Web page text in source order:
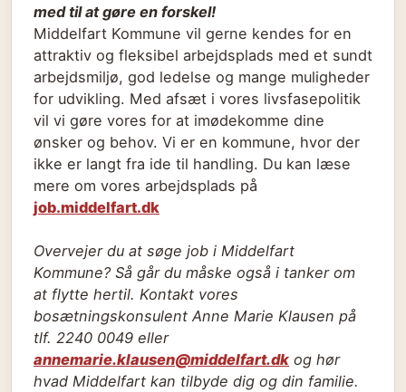
med til at gøre en forskel!
Middelfart Kommune vil gerne kendes for en
attraktiv og fleksibel arbejdsplads med et sundt
arbejdsmiljø, god ledelse og mange muligheder
for udvikling. Med afsæt i vores livsfasepolitik
vil vi gøre vores for at imødekomme dine
ønsker og behov. Vi er en kommune, hvor der
ikke er langt fra ide til handling. Du kan læse
mere om vores arbejdsplads på
job.middelfart.dk
Overvejer du at søge job i Middelfart
Kommune? Så går du måske også i tanker om
at flytte hertil. Kontakt vores
bosætningskonsulent Anne Marie Klausen på
tlf. 2240 0049 eller
annemarie.klausen@middelfart.dk og hør
hvad Middelfart kan tilbyde dig og din familie.